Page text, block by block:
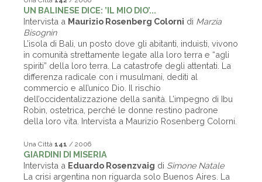
UN BALINESE DICE: ’IL MIO DIO’...
Intervista a Maurizio Rosenberg Colorni di Marzia
Bisognin
L’isola di Bali, un posto dove gli abitanti, induisti, vivono
in comunità strettamente legate alla loro terra e “agli
spiriti” della loro terra. La catastrofe degli attentati. La
differenza radicale con i musulmani, dediti al
commercio e all’unico Dio. Il rischio
dell’occidentalizzazione della sanità. L’impegno di Ibu
Robin, ostetrica, perché le donne restino padrone
della loro vita. Intervista a Maurizio Rosenberg Colorni.
Una Città 141 / 2006
GIARDINI DI MISERIA
Intervista a Eduardo Rosenzvaig di Simone Natale
La crisi argentina non riguarda solo Buenos Aires. La